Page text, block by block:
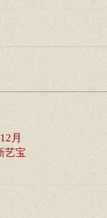
月
艺宝